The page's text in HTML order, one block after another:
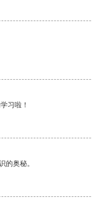
习啦！
的奥秘。